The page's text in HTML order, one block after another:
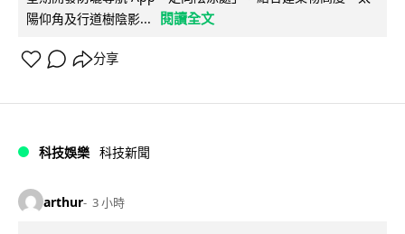
陽仰角及行道樹陰影...
閱讀全文
分享
科技娛樂 科技新聞
arthur 3 小時